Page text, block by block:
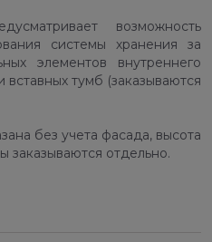
возможность
системы хранения за
элементов внутреннего
тумб (заказываются
без учета фасада, высота
заказываются отдельно.